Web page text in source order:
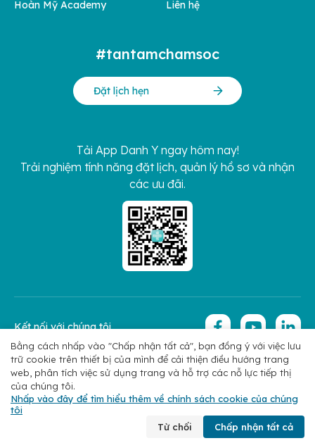
Hoàn Mỹ Academy Liên hệ
#tantamchamsoc
Đặt lịch hẹn
Tải App Danh Y ngay hôm nay!
Trải nghiệm tính năng đặt lịch, quản lý hồ sơ và nhận
các ưu đãi.
Chính sách bảo mật Copyright 2026 © Hoan My Corporation
Kết nối với chúng tôi
Đặt lịch Liên hệ
Bằng cách nhấp vào "Chấp nhận tất cả", bạn đồng ý với việc lưu
trữ cookie trên thiết bị của mình để cải thiện điều hướng trang
web, phân tích việc sử dụng trang và hỗ trợ các nỗ lực tiếp thị
của chúng tôi.
Nhấp vào đây để tìm hiểu thêm về chính sách cookie của chúng
tôi
Từ chối
Chấp nhận tất cả